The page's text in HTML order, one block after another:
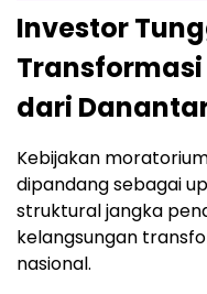
Investor
Transformasi
dari
Kebijakan
dipandang sebagai
struktural jangka
kelangsungan
nasional.